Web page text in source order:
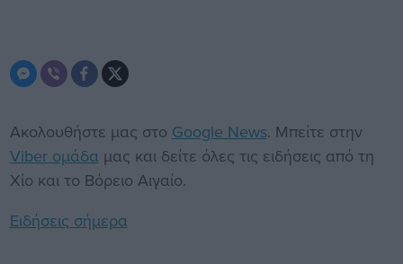
Ακολουθήστε μας στο Google News. Μπείτε στην
Viber ομάδα μας και δείτε όλες τις ειδήσεις από τη
Χίο και το Βόρειο Αιγαίο.
Ειδήσεις σήμερα